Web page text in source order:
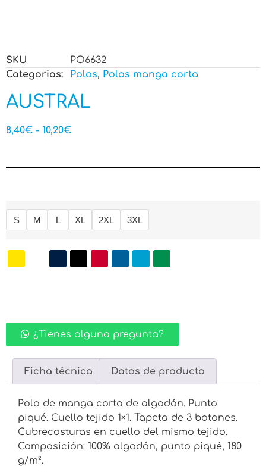
SKU
PO6632
Categorias:
Polos, Polos manga corta
AUSTRAL
8,40€ - 10,20€
S M L XL 2XL 3XL
¿Tienes alguna pregunta?
Ficha técnica Datos de producto
Polo de manga corta de algodón. Punto
piqué. Cuello tejido 1×1. Tapeta de 3 botones.
Cubrecosturas en cuello del mismo tejido.
Composición: 100% algodón, punto piqué, 180
g/m².